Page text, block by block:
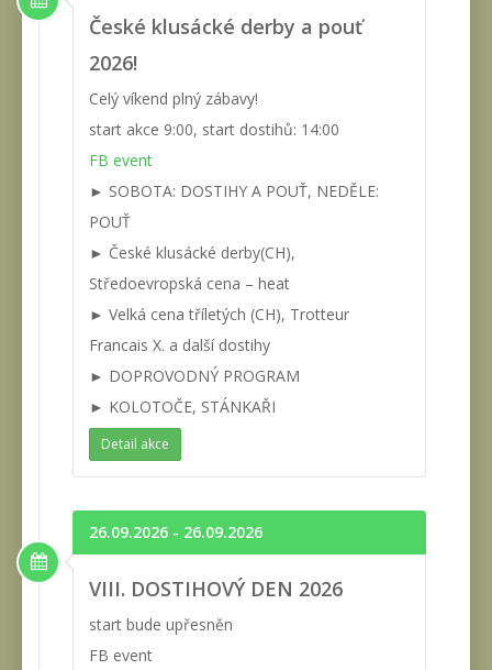
České klusácké derby a pouť
2026!
Celý víkend plný zábavy!
start akce 9:00, start dostihů: 14:00
FB event
► SOBOTA: DOSTIHY A POUŤ, NEDĚLE:
POUŤ
► České klusácké derby(CH),
Středoevropská cena – heat
► Velká cena tříletých (CH), Trotteur
Francais X. a další dostihy
► DOPROVODNÝ PROGRAM
► KOLOTOČE, STÁNKAŘI
Detail akce
26.09.2026 - 26.09.2026
VIII. DOSTIHOVÝ DEN 2026
start bude upřesněn
FB event